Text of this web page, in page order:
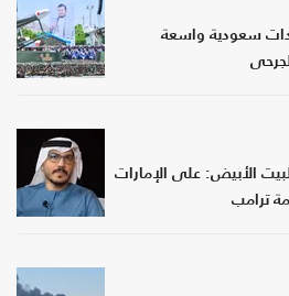
سعودية واسعة
البيت الأبيض: على الإمارات
ترامب